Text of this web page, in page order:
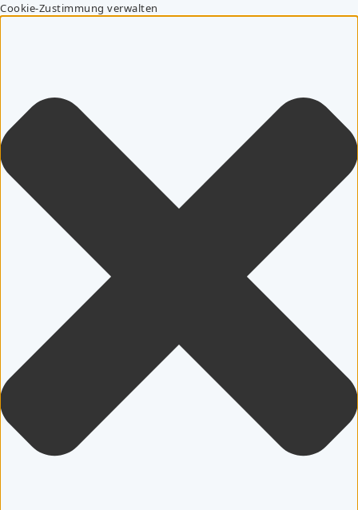
Cookie-Zustimmung verwalten